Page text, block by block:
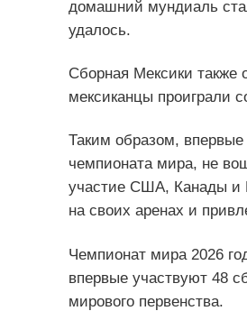
домашний мундиаль
удалось.
Сборная Мексики также
мексиканцы проиграли
Таким образом,
чемпионата мира, не
участие США, Канады и
на своих аренах и
Чемпионат мира 2026
впервые участвуют 48
мирового первенства.